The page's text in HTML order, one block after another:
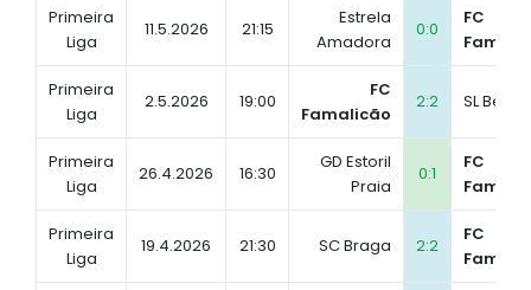
Primeira
Liga
11.5.2026 21:15
Estrela
Amadora
0:0
FC
Primeira
Liga
2.5.2026 19:00
FC
Famalicão
2:2 SL
Primeira
Liga
26.4.2026 16:30
GD Estoril
Praia
0:1
FC
Primeira
Liga
19.4.2026 21:30 SC Braga 2:2
FC